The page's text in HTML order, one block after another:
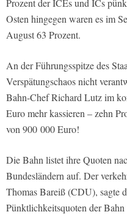
Osten hingegen waren es im
August 63 Prozent.
An der Führungsspitze des
Verspätungschaos nicht
Bahn-Chef Richard Lutz im
Euro mehr kassieren – zehn
von 900 000 Euro!
Die Bahn listet ihre Quoten
Bundesländern auf. Der
Thomas Bareiß (CDU), sagte
Pünktlichkeitsquoten der